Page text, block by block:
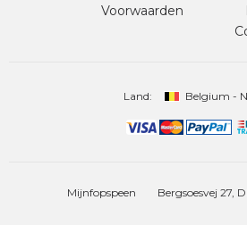
Voorwaarden
Land: Belgium -
Mijnfopspeen Bergsoesvej 27,